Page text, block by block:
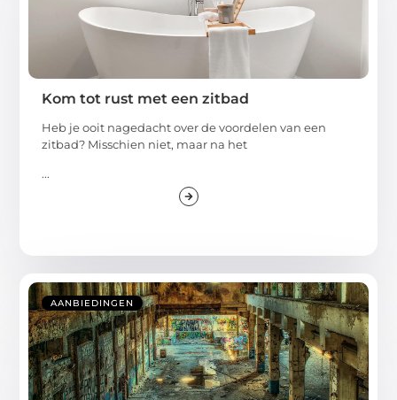
Kom tot rust met een zitbad
Heb je ooit nagedacht over de voordelen van een
zitbad? Misschien niet, maar na het
...
AANBIEDINGEN